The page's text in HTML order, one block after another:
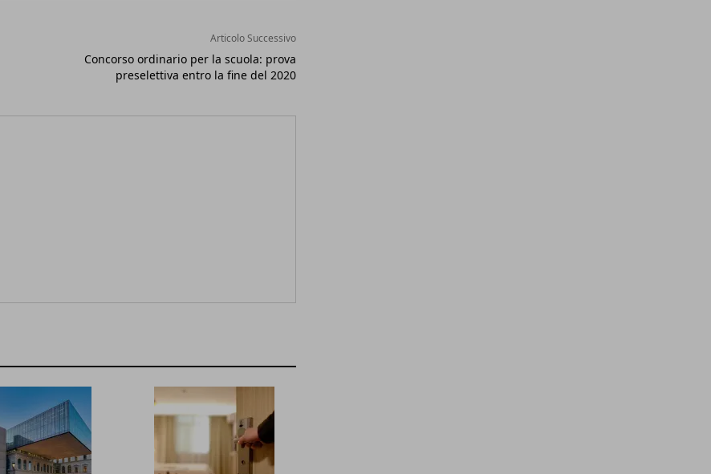
Articolo Successivo
Concorso ordinario per la scuola: prova
preselettiva entro la fine del 2020